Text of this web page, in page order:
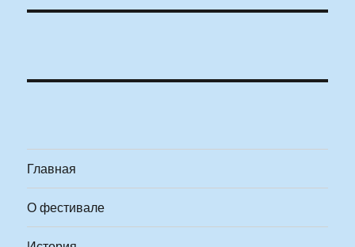
Главная
О фестивале